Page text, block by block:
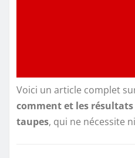
Voici un article complet
comment et les
taupes, qui ne nécessite